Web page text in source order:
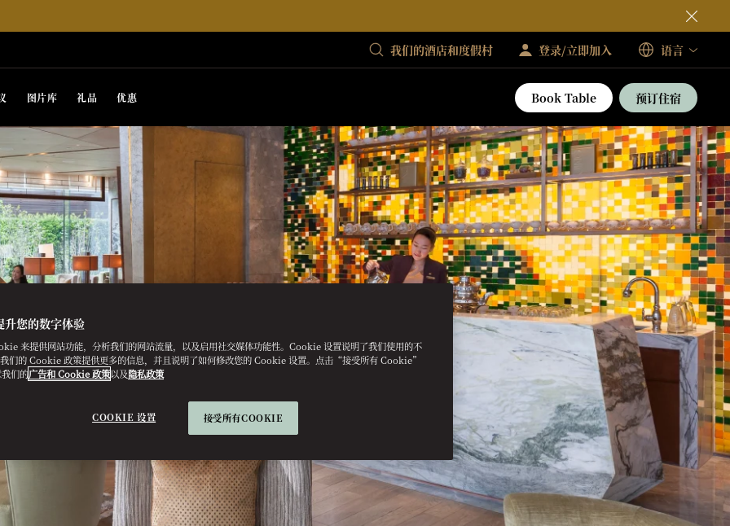
我们的酒店和度假村 登录/立即加入 语言
图片库 礼品 优惠 Book Table 预订住宿
升您的数字体验
来提供网站功能，分析我们的网站流量，以及启用社交媒体功能性。Cookie 设置说明了我们使用的不
们的 Cookie 政策提供更多的信息，并且说明了如何修改您的 Cookie 设置。点击“接受所有 Cookie”
们的广告和 Cookie 政策以及隐私政策
COOKIE 设置 接受所有COOKIE